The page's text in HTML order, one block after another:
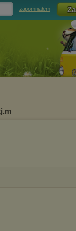
zapomniałem